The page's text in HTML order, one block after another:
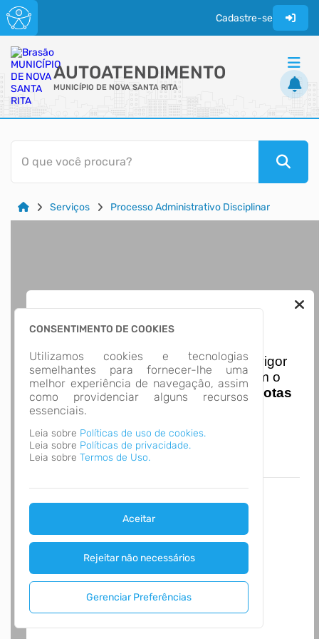
Cadastre-se
AUTOATENDIMENTO
MUNICÍPIO DE NOVA SANTA RITA
ACESSO RÁPIDO
Acessibilidade
Diário Oficial
O que você procura?
Serviços Processo Administrativo Disciplinar
CONSENTIMENTO DE COOKIES
Utilizamos cookies e tecnologias
semelhantes para fornecer-lhe uma
melhor experiência de navegação, assim
como providenciar alguns recursos
essenciais.
Leia sobre Políticas de uso de cookies.
Leia sobre Políticas de privacidade.
Leia sobre Termos de Uso.
Aceitar
Rejeitar não necessários
Gerenciar Preferências
Nota Nacional
Iniciando em01/01/2026entra em vigor
a obrigatoriedade de integração com o
Ambiente de Dados Nacional das
Notas
de Serviço Eletrônicas
acesse o link abaixo e saiba mais.
Autoatendimento - MUNICÍPIO DE NOVA